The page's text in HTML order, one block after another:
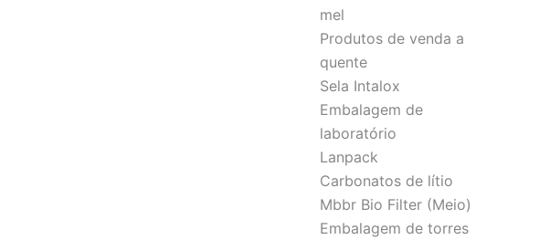
mel
Produtos de venda a
quente
Sela Intalox
Embalagem de
laboratório
Lanpack
Carbonatos de lítio
Mbbr Bio Filter (Meio)
Embalagem de torres